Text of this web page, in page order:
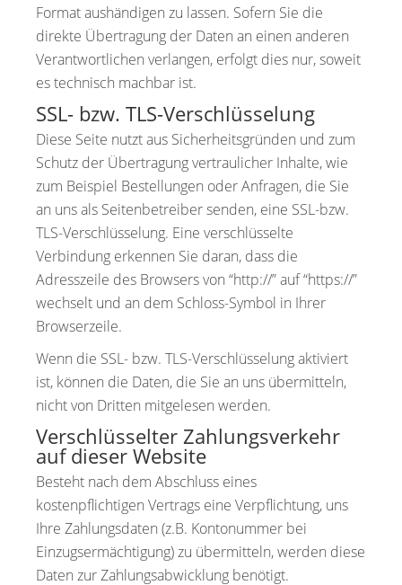
Format aushändigen zu lassen. Sofern Sie die
direkte Übertragung der Daten an einen anderen
Verantwortlichen verlangen, erfolgt dies nur, soweit
es technisch machbar ist.
SSL- bzw. TLS-Verschlüsselung
Diese Seite nutzt aus Sicherheitsgründen und zum
Schutz der Übertragung vertraulicher Inhalte, wie
zum Beispiel Bestellungen oder Anfragen, die Sie
an uns als Seitenbetreiber senden, eine SSL-bzw.
TLS-Verschlüsselung. Eine verschlüsselte
Verbindung erkennen Sie daran, dass die
Adresszeile des Browsers von “http://” auf “https://”
wechselt und an dem Schloss-Symbol in Ihrer
Browserzeile.
Wenn die SSL- bzw. TLS-Verschlüsselung aktiviert
ist, können die Daten, die Sie an uns übermitteln,
nicht von Dritten mitgelesen werden.
Verschlüsselter Zahlungsverkehr
auf dieser Website
Besteht nach dem Abschluss eines
kostenpflichtigen Vertrags eine Verpflichtung, uns
Ihre Zahlungsdaten (z.B. Kontonummer bei
Einzugsermächtigung) zu übermitteln, werden diese
Daten zur Zahlungsabwicklung benötigt.